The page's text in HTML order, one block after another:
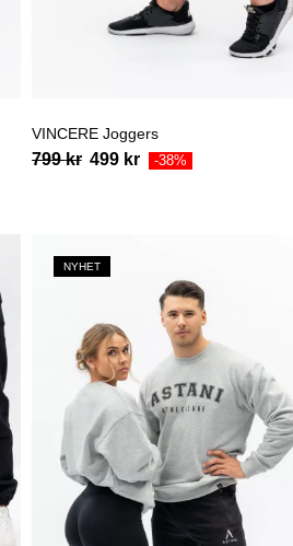
VINCERE Joggers
799kr 499 kr -38%
NYHET